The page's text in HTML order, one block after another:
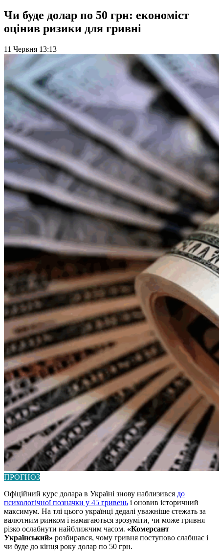
Чи буде долар по 50 грн: економіст
оцінив ризики для гривні
11 Червня 13:13
ПРОГНОЗ
Офіційний курс долара в Україні знову наблизився до
психологічної позначки у 45 гривень і оновив історичний
максимум. На тлі цього українці дедалі уважніше стежать за
валютним ринком і намагаються зрозуміти, чи може гривня
різко ослабнути найближчим часом. «Комерсант
Український» розбирався, чому гривня поступово слабшає і
чи буде до кінця року долар по 50 грн.